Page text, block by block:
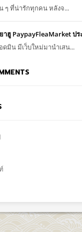
ๆ ที่น่ารักทุกคน หลังจ...
าฮู PaypayFleaMarket ป
มิน มีเว็บใหม่มานำเสน...